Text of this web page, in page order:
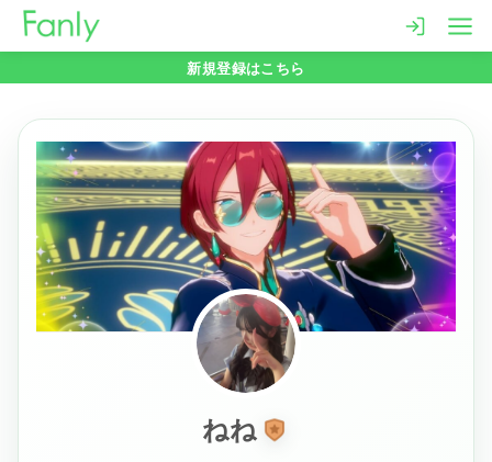
新規登録はこちら
ねね